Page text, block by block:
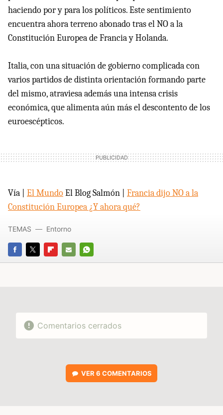
haciendo por y para los políticos. Este sentimiento
encuentra ahora terreno abonado tras el NO a la
Constitución Europea de Francia y Holanda.
Italia, con una situación de gobierno complicada con
varios partidos de distinta orientación formando parte
del mismo, atraviesa además una intensa crisis
económica, que alimenta aún más el descontento de los
euroescépticos.
Vía | El MundoEl Blog Salmón | Francia dijo NO a la
Constitución Europea ¿Y ahora qué?
FACEBOOK
TWITTERFLIPBOARD
E-
WHATSAPP
TEMAS Entorno
Comentarios cerrados
VER 6 COMENTARIOS